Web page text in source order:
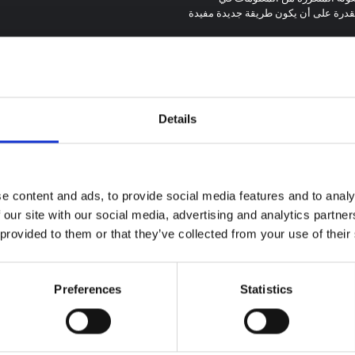
Details
content and ads, to provide social media features and to
site with our social media, advertising and analytics
to them or that they’ve collected from your use of
Preferences Statistics
على أن يكون طريقة جديدة مفيدة
المذكرة خلفية سياقية حول مقاطعة
تتأثر حاليًا بتفشي فيروس إيبولا
بل تقدم السياق العام الذي تعمل فيه
توجيهات
توصيات: التخليق السريع
لدروس العلوم الاجتماعية
تفشي فيروس بونديبوغيو
(2026) في إيتوري،